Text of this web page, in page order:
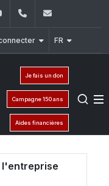
YouTube+961 (1) 421 000
FR
Je fais un don
Campagne 150 ans
Aides financières
l'entreprise